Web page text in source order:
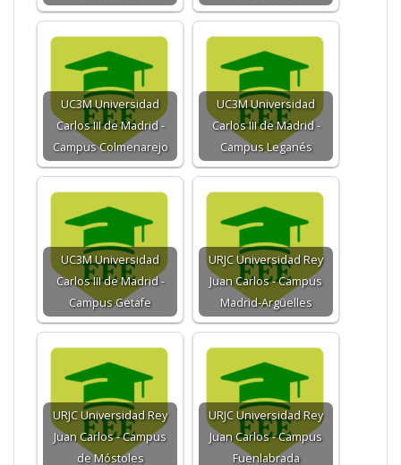
UC3M Universidad
Carlos III de Madrid -
Campus Colmenarejo
UC3M Universidad
Carlos III de Madrid -
Campus Leganés
UC3M Universidad
Carlos III de Madrid -
Campus Getafe
URJC Universidad Rey
Juan Carlos - Campus
Madrid-Argüelles
URJC Universidad Rey
Juan Carlos - Campus
de Móstoles
URJC Universidad Rey
Juan Carlos - Campus
Fuenlabrada